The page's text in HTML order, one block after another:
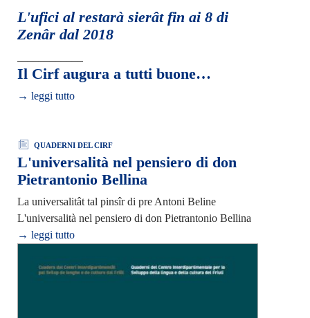
L'ufici al restarà sierât fin ai 8 di
Zenâr dal 2018
Il Cirf augura a tutti buone…
→ leggi tutto
QUADERNI DEL CIRF
L'universalità nel pensiero di don
Pietrantonio Bellina
La universalitât tal pinsîr di pre Antoni Beline
L'universalità nel pensiero di don Pietrantonio Bellina
→ leggi tutto